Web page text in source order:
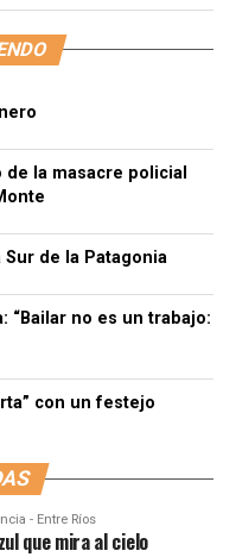
la masacre policial
de la Patagonia
“Bailar no es un trabajo:
con un festejo
- Entre Ríos
que mira al cielo